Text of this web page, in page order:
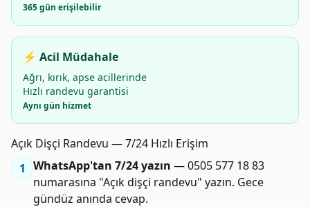
365 gün erişilebilir
⚡ Acil Müdahale
Ağrı, kırık, apse acillerinde
Hızlı randevu garantisi
Aynı gün hizmet
Açık Dişçi Randevu — 7/24 Hızlı Erişim
1 WhatsApp'tan 7/24 yazın — 0505 577 18 83
numarasına "Açık dişçi randevu" yazın. Gece
gündüz anında cevap.